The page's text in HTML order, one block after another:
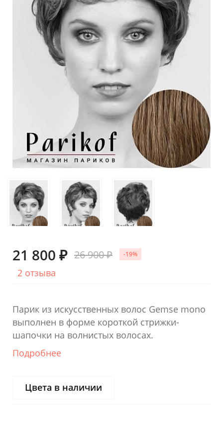
21 800 ₽ 26 900 ₽ -19%
2 отзыва
Парик из искусственных волос Gemse mono
выполнен в форме короткой стрижки-
шапочки на волнистых волосах.
Подробнее
Цвета в наличии